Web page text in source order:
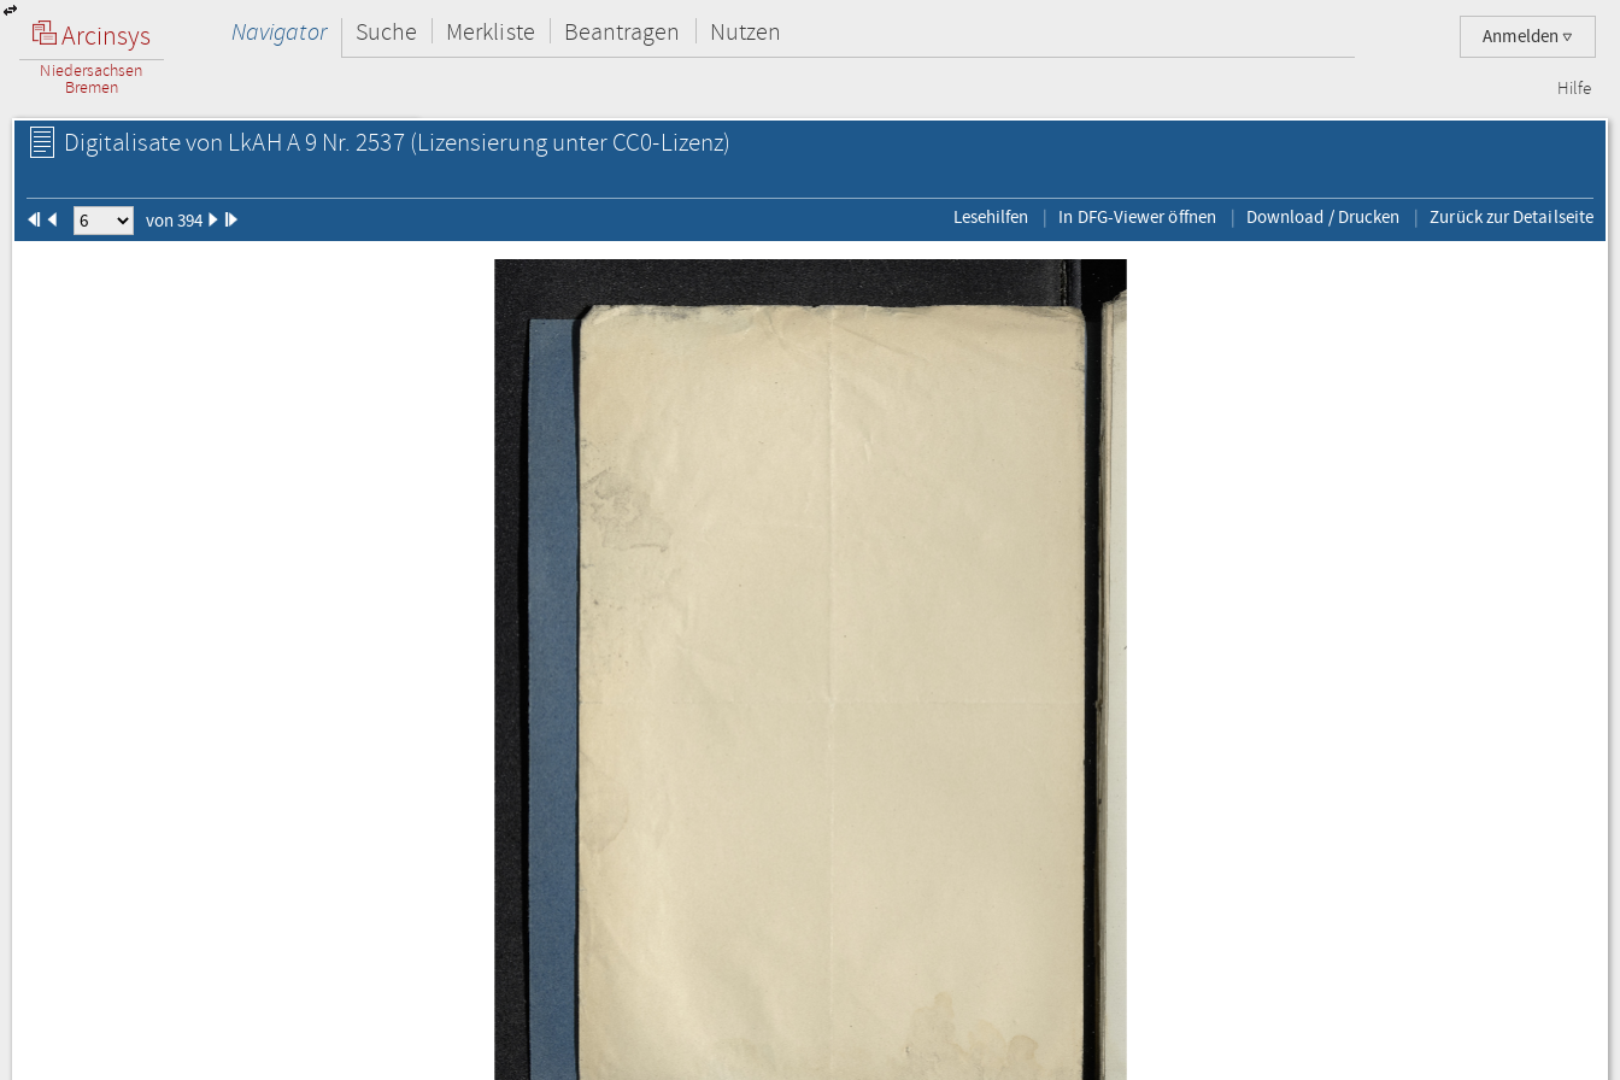
Arcinsys
Niedersachsen
Bremen
Anmelden
Navigator Suche Merkliste Beantragen Nutzen
Hilfe
Digitalisate von LkAH A 9 Nr. 2537(Lizensierung unter CC0-Lizenz)
von 394 Lesehilfen In DFG-Viewer öffnen Download / Drucken Zurück zur Detailseite